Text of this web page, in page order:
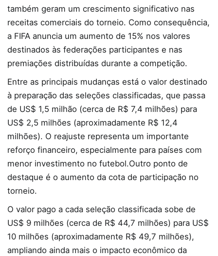
também geram um crescimento significativo nas
receitas comerciais do torneio. Como consequência,
a FIFA anuncia um aumento de 15% nos valores
destinados às federações participantes e nas
premiações distribuídas durante a competição.
Entre as principais mudanças está o valor destinado
à preparação das seleções classificadas, que passa
de US$ 1,5 milhão (cerca de R$ 7,4 milhões) para
US$ 2,5 milhões (aproximadamente R$ 12,4
milhões). O reajuste representa um importante
reforço financeiro, especialmente para países com
menor investimento no futebol.Outro ponto de
destaque é o aumento da cota de participação no
torneio.
O valor pago a cada seleção classificada sobe de
US$ 9 milhões (cerca de R$ 44,7 milhões) para US$
10 milhões (aproximadamente R$ 49,7 milhões),
ampliando ainda mais o impacto econômico da